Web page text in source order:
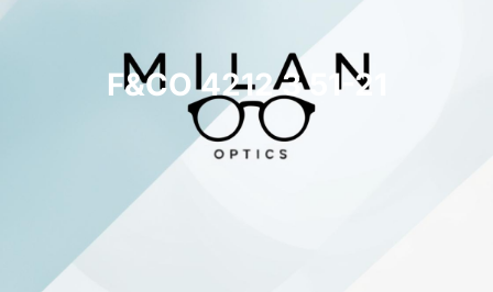
F&CO 4212 3 51-21